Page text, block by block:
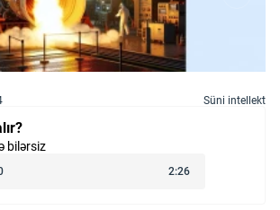
Startaplar
Süni intellekt
bilərsiz